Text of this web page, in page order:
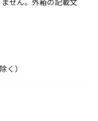
せん。外箱の記載文
く）